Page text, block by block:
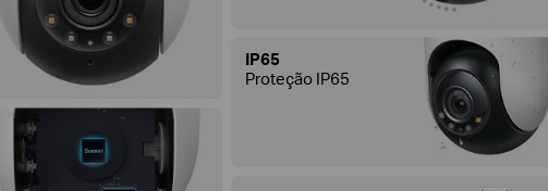
IP65
Proteção IP65